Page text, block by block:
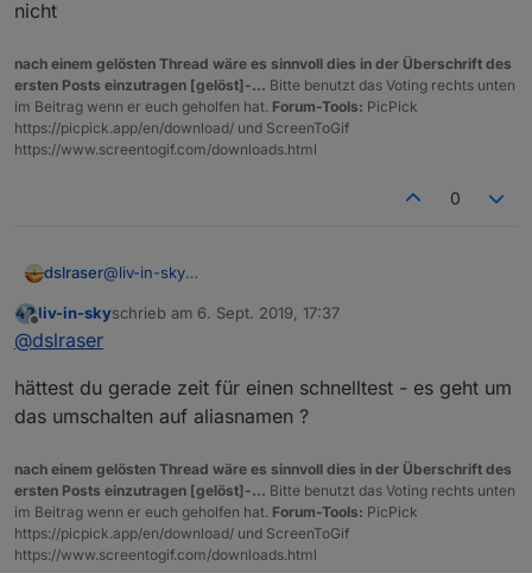
nicht
nach einem gelösten Thread wäre es sinnvoll dies in der Überschrift des
ersten Posts einzutragen [gelöst]-... Bitte benutzt das Voting rechts unten
im Beitrag wenn er euch geholfen hat. Forum-Tools: PicPick
https://picpick.app/en/download/ und ScreenToGif
https://www.screentogif.com/downloads.html
0
dslraser@liv-in-sky
Offline
liv-in-skyschrieb am 6. Sept. 2019, 17:37
zuletzt editiert von
@dslraser
hättest du gerade zeit für einen schnelltest - es geht um
das umschalten auf aliasnamen ?
nach einem gelösten Thread wäre es sinnvoll dies in der Überschrift des
ersten Posts einzutragen [gelöst]-... Bitte benutzt das Voting rechts unten
im Beitrag wenn er euch geholfen hat. Forum-Tools: PicPick
https://picpick.app/en/download/ und ScreenToGif
https://www.screentogif.com/downloads.html